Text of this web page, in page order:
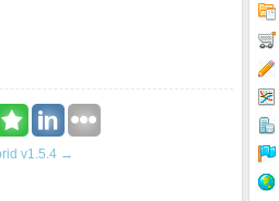
v1.5.4 →